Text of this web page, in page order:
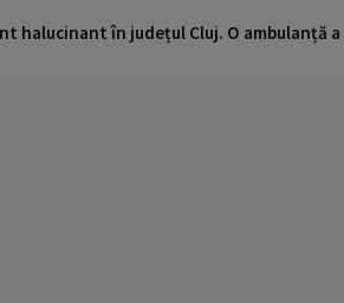
halucinant în județul Cluj. O ambulanță